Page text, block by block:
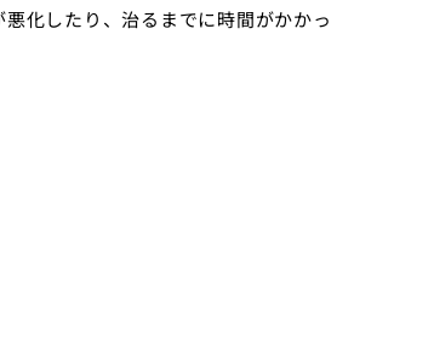
化したり、治るまでに時間がかかっ